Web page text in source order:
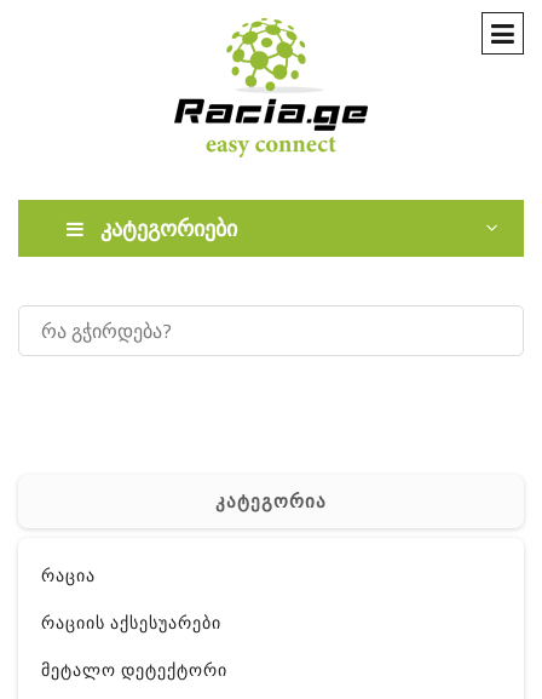
კატეგორიები
კატეგორია
რაცია
რაციის აქსესუარები
მეტალო დეტექტორი